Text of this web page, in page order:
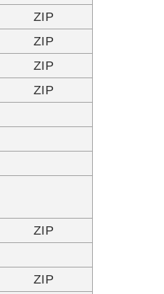
ZIP
ZIP
ZIP
ZIP
ZIP
ZIP